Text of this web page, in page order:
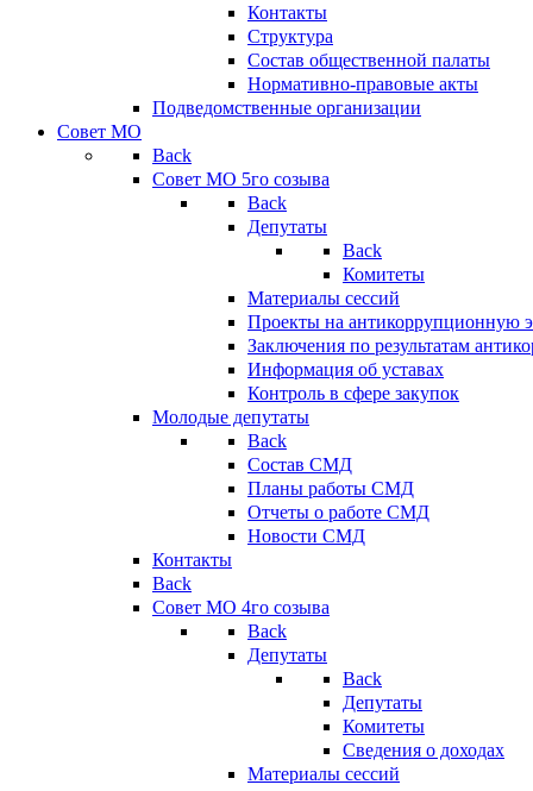
Контакты
Структура
Состав общественной палаты
Нормативно-правовые акты
Подведомственные организации
Совет МО
Back
Совет МО 5го созыва
Back
Депутаты
Back
Комитеты
Материалы сессий
Проекты на антикоррупционную
Заключения по результатам
Информация об уставах
Контроль в сфере закупок
Молодые депутаты
Back
Состав СМД
Планы работы СМД
Отчеты о работе СМД
Новости СМД
Контакты
Back
Совет МО 4го созыва
Back
Депутаты
Back
Депутаты
Комитеты
Сведения о доходах
Материалы сессий